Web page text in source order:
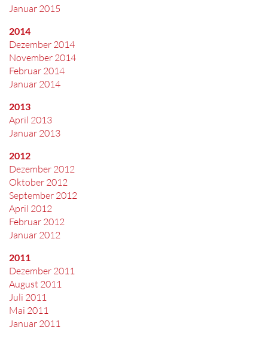
Januar 2015
2014
Dezember 2014
November 2014
Februar 2014
Januar 2014
2013
April 2013
Januar 2013
2012
Dezember 2012
Oktober 2012
September 2012
April 2012
Februar 2012
Januar 2012
2011
Dezember 2011
August 2011
Juli 2011
Mai 2011
Januar 2011